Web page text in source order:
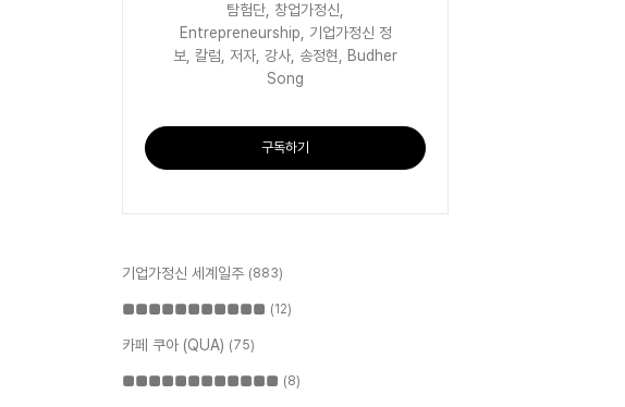
탐험단, 창업가정신,
Entrepreneurship, 기업가정신 정
보, 칼럼, 저자, 강사, 송정현, Budher
Song
구독하기
기업가정신 세계일주 (883)
■■■■■■■■■■■ (12)
카페 쿠아 (QUA) (75)
■■■■■■■■■■■■ (8)